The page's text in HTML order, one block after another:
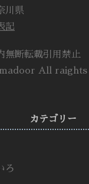
川県
記
無断転載引用禁止
All raights
カテゴリー
ろ